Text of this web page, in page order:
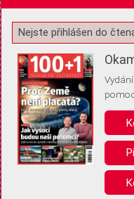
Žádost o souhlas s
Pro základní fungování
(tzv. cookies apod.). Rádi
uložením volitelných
Anonymní unikátní ID
Díky němu příště poznáme,
Nejste přihlášen do